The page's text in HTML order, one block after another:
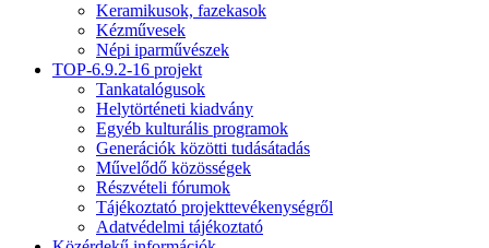
Keramikusok, fazekasok
Kézművesek
Népi iparművészek
TOP-6.9.2-16 projekt
Tankatalógusok
Helytörténeti kiadvány
Egyéb kulturális programok
Generációk közötti tudásátadás
Művelődő közösségek
Részvételi fórumok
Tájékoztató projekttevékenységről
Adatvédelmi tájékoztató